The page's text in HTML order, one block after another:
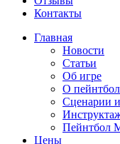
Контакты
Главная
Новости
Статьи
Об игре
О
Сценарии
Пейнтбол
Цены